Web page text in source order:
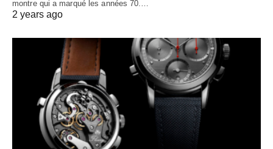
montre qui a marqué les années 70.…
2 years ago